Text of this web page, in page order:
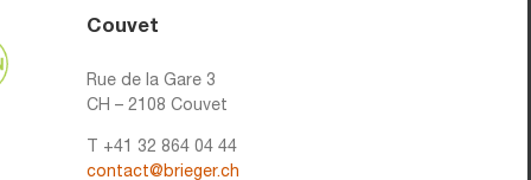
Couvet
Rue de la Gare 3
CH – 2108 Couvet
T +41 32 864 04 44
contact@brieger.ch